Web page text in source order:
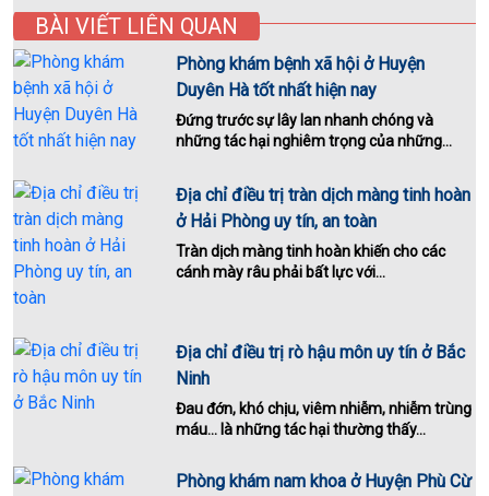
BÀI VIẾT LIÊN QUAN
Phòng khám bệnh xã hội ở Huyện
Duyên Hà tốt nhất hiện nay
Đứng trước sự lây lan nhanh chóng và
những tác hại nghiêm trọng của những...
Địa chỉ điều trị tràn dịch màng tinh hoàn
ở Hải Phòng uy tín, an toàn
Tràn dịch màng tinh hoàn khiến cho các
cánh mày râu phải bất lực với...
Địa chỉ điều trị rò hậu môn uy tín ở Bắc
Ninh
Đau đớn, khó chịu, viêm nhiễm, nhiễm trùng
máu... là những tác hại thường thấy...
Phòng khám nam khoa ở Huyện Phù Cừ